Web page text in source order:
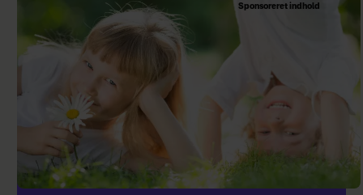
Sponsoreret indhold